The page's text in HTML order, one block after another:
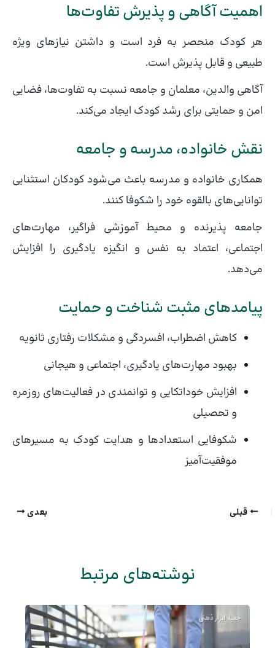
اهمیت آگاهی و پذیرش تفاوت‌ها
هر کودک منحصر به فرد است و داشتن نیازهای ویژه
طبیعی و قابل پذیرش است.
آگاهی والدین، معلمان و جامعه نسبت به تفاوت‌ها، فضایی
امن و حمایتی برای رشد کودک ایجاد می‌کند.
نقش خانواده، مدرسه و جامعه
همکاری خانواده و مدرسه باعث می‌شود کودکان استثنایی
توانایی‌های بالقوه خود را شکوفا کنند.
جامعه پذیرنده و محیط آموزشی فراگیر، مهارت‌های
اجتماعی، اعتماد به نفس و انگیزه یادگیری را افزایش
می‌دهد.
پیامدهای مثبت شناخت و حمایت
کاهش اضطراب، افسردگی و مشکلات رفتاری ثانویه
بهبود مهارت‌های یادگیری، اجتماعی و هیجانی
افزایش خوداتکایی و توانمندی در فعالیت‌های روزمره
و تحصیلی
شکوفایی استعدادها و هدایت کودک به مسیرهای
موفقیت‌آمیز
قبلی بعدی
نوشته‌های مرتبط